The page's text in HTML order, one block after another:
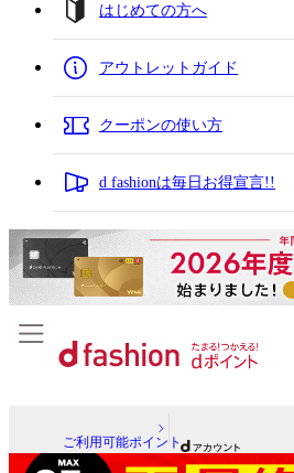
はじめての方へ
アウトレットガイド
クーポンの使い方
d fashionは毎日お得宣言!!
ご利用可能ポイント